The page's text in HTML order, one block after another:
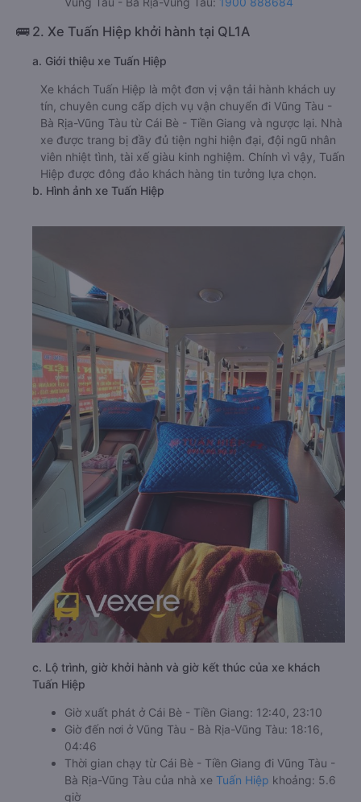
🚌 2. Xe Tuấn Hiệp khởi hành tại QL1A
a. Giới thiệu xe Tuấn Hiệp
Xe khách Tuấn Hiệp là một đơn vị vận tải hành khách uy
tín, chuyên cung cấp dịch vụ vận chuyển đi Vũng Tàu -
Bà Rịa-Vũng Tàu từ Cái Bè - Tiền Giang và ngược lại. Nhà
xe được trang bị đầy đủ tiện nghi hiện đại, đội ngũ nhân
viên nhiệt tình, tài xế giàu kinh nghiệm. Chính vì vậy, Tuấn
Hiệp được đông đảo khách hàng tin tưởng lựa chọn.
b. Hình ảnh xe Tuấn Hiệp
c. Lộ trình, giờ khởi hành và giờ kết thúc của xe khách
Tuấn Hiệp
Giờ xuất phát ở Cái Bè - Tiền Giang: 12:40, 23:10
Giờ đến nơi ở Vũng Tàu - Bà Rịa-Vũng Tàu: 18:16,
04:46
Thời gian chạy từ Cái Bè - Tiền Giang đi Vũng Tàu -
Bà Rịa-Vũng Tàu của nhà xe Tuấn Hiệp khoảng: 5.6
giờ